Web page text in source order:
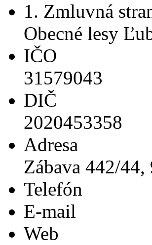
1. Zmluvná
Obecné lesy
IČO
31579043
DIČ
2020453358
Adresa
Zábava 442/
Telefón
E-mail
Web